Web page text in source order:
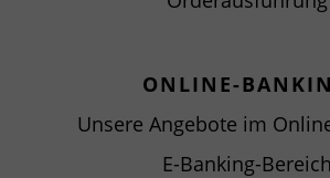
ONLINE-
Unsere Angebote im
E-Banking-Bereich